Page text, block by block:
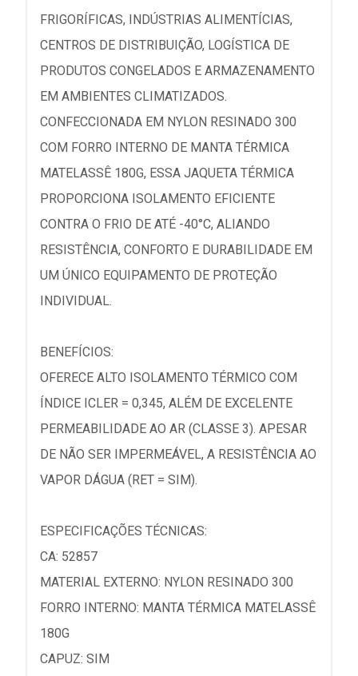
FRIGORÍFICAS, INDÚSTRIAS ALIMENTÍCIAS,
CENTROS DE DISTRIBUIÇÃO, LOGÍSTICA DE
PRODUTOS CONGELADOS E ARMAZENAMENTO
EM AMBIENTES CLIMATIZADOS.
CONFECCIONADA EM NYLON RESINADO 300
COM FORRO INTERNO DE MANTA TÉRMICA
MATELASSÊ 180G, ESSA JAQUETA TÉRMICA
PROPORCIONA ISOLAMENTO EFICIENTE
CONTRA O FRIO DE ATÉ -40°C, ALIANDO
RESISTÊNCIA, CONFORTO E DURABILIDADE EM
UM ÚNICO EQUIPAMENTO DE PROTEÇÃO
INDIVIDUAL.
BENEFÍCIOS:
OFERECE ALTO ISOLAMENTO TÉRMICO COM
ÍNDICE ICLER = 0,345, ALÉM DE EXCELENTE
PERMEABILIDADE AO AR (CLASSE 3). APESAR
DE NÃO SER IMPERMEÁVEL, A RESISTÊNCIA AO
VAPOR DÁGUA (RET = SIM).
ESPECIFICAÇÕES TÉCNICAS:
CA: 52857
MATERIAL EXTERNO: NYLON RESINADO 300
FORRO INTERNO: MANTA TÉRMICA MATELASSÊ
180G
CAPUZ: SIM